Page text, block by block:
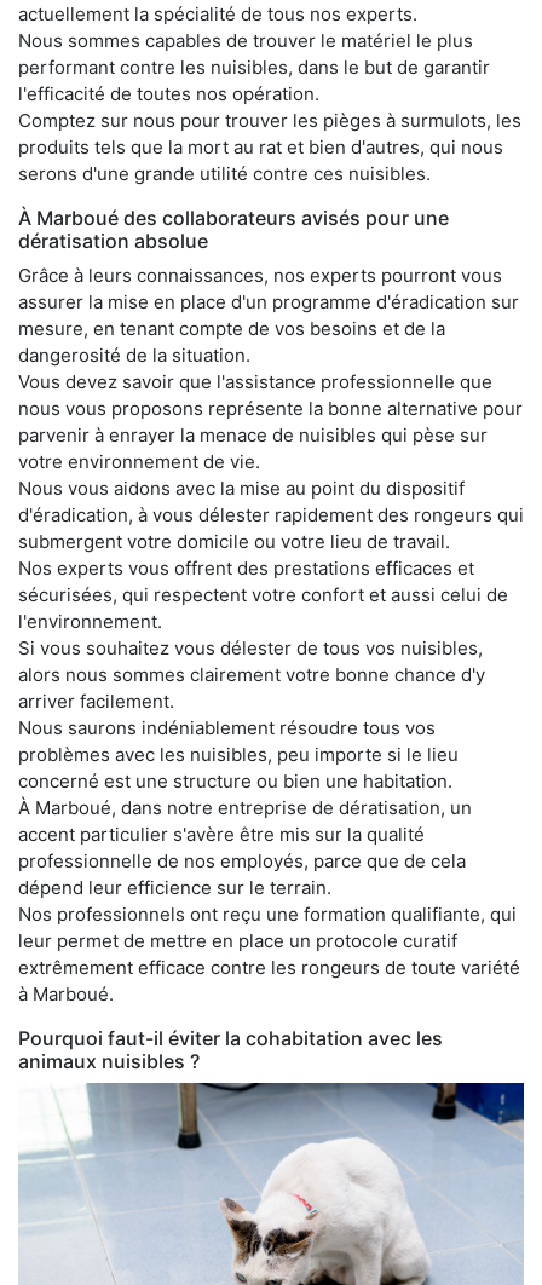
actuellement la spécialité de tous nos experts.
Nous sommes capables de trouver le matériel le plus
performant contre les nuisibles, dans le but de garantir
l'efficacité de toutes nos opération.
Comptez sur nous pour trouver les pièges à surmulots, les
produits tels que la mort au rat et bien d'autres, qui nous
serons d'une grande utilité contre ces nuisibles.
À Marboué des collaborateurs avisés pour une
dératisation absolue
Grâce à leurs connaissances, nos experts pourront vous
assurer la mise en place d'un programme d'éradication sur
mesure, en tenant compte de vos besoins et de la
dangerosité de la situation.
Vous devez savoir que l'assistance professionnelle que
nous vous proposons représente la bonne alternative pour
parvenir à enrayer la menace de nuisibles qui pèse sur
votre environnement de vie.
Nous vous aidons avec la mise au point du dispositif
d'éradication, à vous délester rapidement des rongeurs qui
submergent votre domicile ou votre lieu de travail.
Nos experts vous offrent des prestations efficaces et
sécurisées, qui respectent votre confort et aussi celui de
l'environnement.
Si vous souhaitez vous délester de tous vos nuisibles,
alors nous sommes clairement votre bonne chance d'y
arriver facilement.
Nous saurons indéniablement résoudre tous vos
problèmes avec les nuisibles, peu importe si le lieu
concerné est une structure ou bien une habitation.
À Marboué, dans notre entreprise de dératisation, un
accent particulier s'avère être mis sur la qualité
professionnelle de nos employés, parce que de cela
dépend leur efficience sur le terrain.
Nos professionnels ont reçu une formation qualifiante, qui
leur permet de mettre en place un protocole curatif
extrêmement efficace contre les rongeurs de toute variété
à Marboué.
Pourquoi faut-il éviter la cohabitation avec les
animaux nuisibles ?